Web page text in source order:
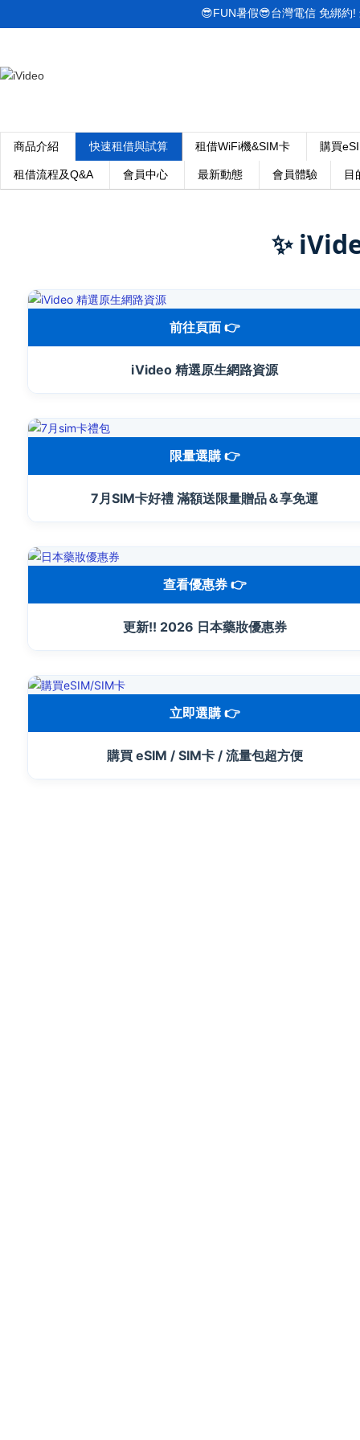
商品介紹 快速租借與試算 租借WiFi機&SIM卡 購買
租借流程及Q&A 會員中心 最新動態 會員體驗 目
😎FUN暑假😎台灣電信 免綁約
✨
前往頁面 👉
iVideo 精選原生網路資源
限量選購 👉
7月SIM卡好禮 滿額送限量贈品＆享免運
查看優惠券 👉
更新!! 2026 日本藥妝優惠券
立即選購 👉
購買 eSIM / SIM卡 / 流量包超方便